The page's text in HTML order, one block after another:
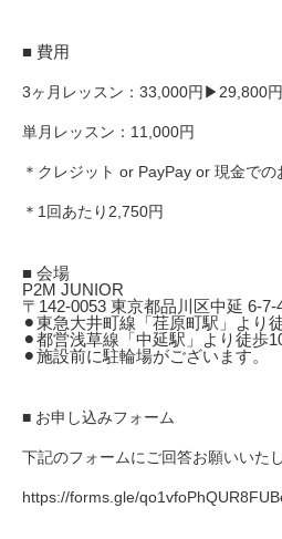
■ 費用
3ヶ月レッスン：33,000円▶︎29,800円
単月レッスン：11,000円
＊クレジット or PayPay or 現金での
＊1回あたり2,750円
■ 会場
P2M JUNIOR
〒142-0053 東京都品川区中延 6-
⚫︎東急大井町線「荏原町駅」より
⚫︎都営浅草線「中延駅」より徒歩
⚫︎施設前に駐輪場がございます。
■ お申し込みフォーム
下記のフォームにご回答お願いいたし
https://forms.gle/